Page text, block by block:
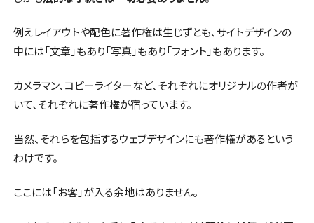
例えレイアウトや配色に著作権は生じずとも、サイトデザインの
中には「文章」もあり「写真」もあり「フォント」もあります。
カメラマン、コピーライターなど、それぞれにオリジナルの作者が
いて、それぞれに著作権が宿っています。
当然、それらを包括するウェブデザインにも著作権があるという
わけです。
ここには「お客」が入る余地はありません。